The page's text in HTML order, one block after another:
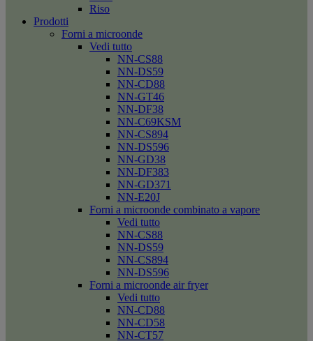
Riso
Prodotti
Forni a microonde
Vedi tutto
NN-CS88
NN-DS59
NN-CD88
NN-GT46
NN-DF38
NN-C69KSM
NN-CS894
NN-DS596
NN-GD38
NN-DF383
NN-GD371
NN-E20J
Forni a microonde combinato a vapore
Vedi tutto
NN-CS88
NN-DS59
NN-CS894
NN-DS596
Forni a microonde air fryer
Vedi tutto
NN-CD88
NN-CD58
NN-CT57